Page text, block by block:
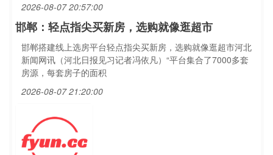
2026-08-07 20:57:00
邯郸：轻点指尖买新房，选购就像逛超市
邯郸搭建线上选房平台轻点指尖买新房，选购就像逛超市河北
新闻网讯（河北日报见习记者冯依凡）“平台集合了7000多套
房源，每套房子的面积
2026-08-07 21:20:00